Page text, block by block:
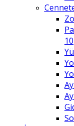
10